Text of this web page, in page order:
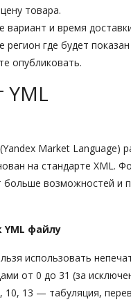
товара.
вариант и время
регион где будет
опубликовать.
Market Language)
на стандарте XML.
больше возможностей и
YML файлу
использовать
от 0 до 31 (за
10, 13 — табуляция,